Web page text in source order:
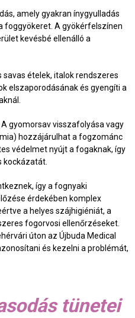
amely gyakran ínygyulladás
foggyökeret. A gyökérfelszínen
kevésbé ellenálló a
savas ételek, italok rendszeres
elszaporodásának és gyengíti a
gyomorsav visszafolyása vagy
hozzájárulhat a fogzománc
védelmet nyújt a fogaknak, így
kockázatát.
így a fognyaki
érdekében komplex
a helyes szájhigiéniát, a
fogorvosi ellenőrzéseket.
úton az Újbuda Medical
és kezelni a problémát,
tünetei